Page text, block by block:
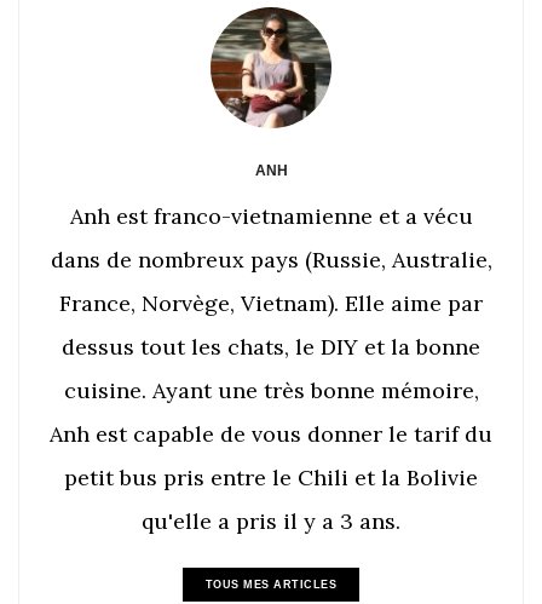
ANH
Anh est franco-vietnamienne et a vécu
dans de nombreux pays (Russie, Australie,
France, Norvège, Vietnam). Elle aime par
dessus tout les chats, le DIY et la bonne
cuisine. Ayant une très bonne mémoire,
Anh est capable de vous donner le tarif du
petit bus pris entre le Chili et la Bolivie
qu'elle a pris il y a 3 ans.
TOUS MES ARTICLES